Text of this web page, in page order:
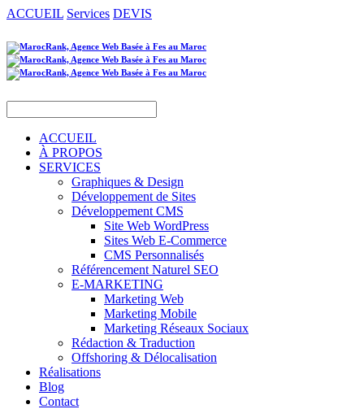
ACCUEIL Services DEVIS
ACCUEIL
À PROPOS
SERVICES
Graphiques & Design
Développement de Sites
Développement CMS
Site Web WordPress
Sites Web E-Commerce
CMS Personnalisés
Référencement Naturel SEO
E-MARKETING
Marketing Web
Marketing Mobile
Marketing Réseaux Sociaux
Rédaction & Traduction
Offshoring & Délocalisation
Réalisations
Blog
Contact